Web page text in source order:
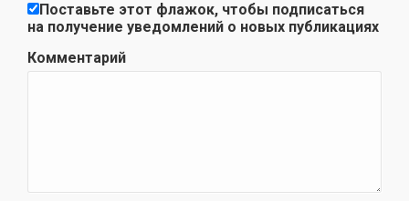
Поставьте этот флажок, чтобы подписаться
на получение уведомлений о новых публикациях
Комментарий